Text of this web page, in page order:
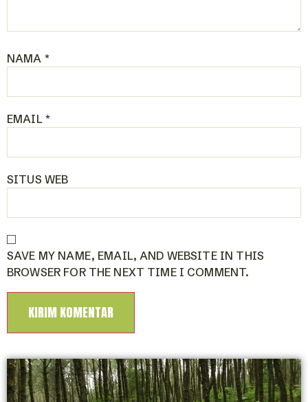
NAMA *
EMAIL *
SITUS WEB
SAVE MY NAME, EMAIL, AND WEBSITE IN THIS
BROWSER FOR THE NEXT TIME I COMMENT.